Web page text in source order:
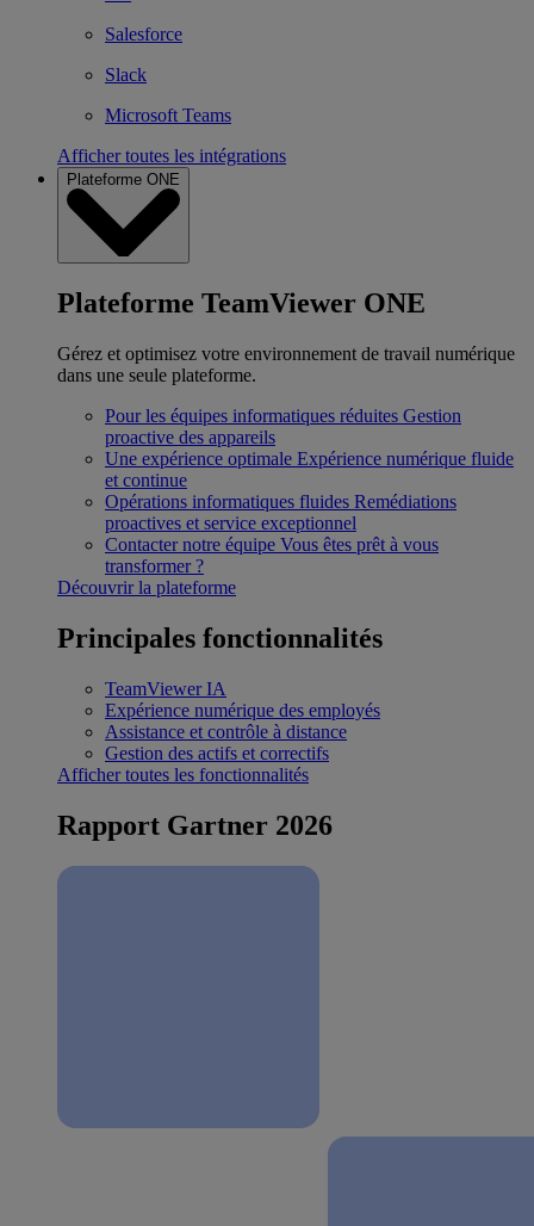
Salesforce
Slack
Microsoft Teams
Afficher toutes les intégrations
Plateforme ONE
Plateforme TeamViewer ONE
Gérez et optimisez votre environnement de travail numérique
dans une seule plateforme.
Pour les équipes informatiques réduites Gestion
proactive des appareils
Une expérience optimale Expérience numérique fluide
et continue
Opérations informatiques fluides Remédiations
proactives et service exceptionnel
Contacter notre équipe Vous êtes prêt à vous
transformer ?
Découvrir la plateforme
Principales fonctionnalités
TeamViewer IA
Expérience numérique des employés
Assistance et contrôle à distance
Gestion des actifs et correctifs
Afficher toutes les fonctionnalités
Rapport Gartner 2026